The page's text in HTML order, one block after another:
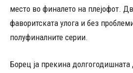
место во финалето на плејофот.
фаворитската улога и без
полуфиналните серии.
Борец ја прекина